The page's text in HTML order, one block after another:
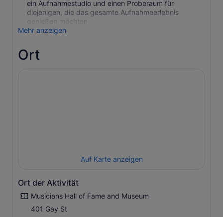
ein Aufnahmestudio und einen Proberaum für
diejenigen, die das gesamte Aufnahmeerlebnis
genießen möchten.
Mehr anzeigen
Ort
Auf Karte anzeigen
Ort der Aktivität
Musicians Hall of Fame and Museum
401 Gay St